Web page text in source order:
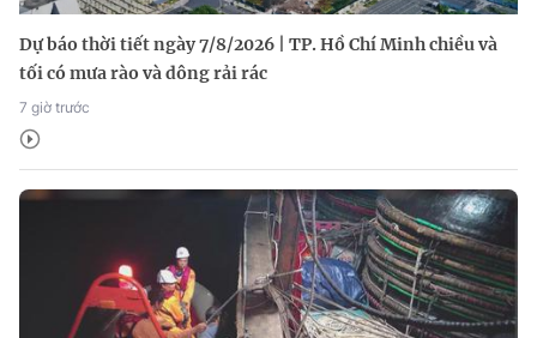
Dự báo thời tiết ngày 7/8/2026 | TP. Hồ Chí Minh chiều và
tối có mưa rào và dông rải rác
7 giờ trước